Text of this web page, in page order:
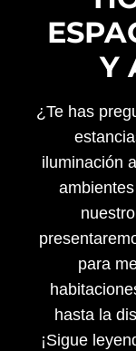
Y
¿Te has
iluminación
para
hasta la
¡Sigue